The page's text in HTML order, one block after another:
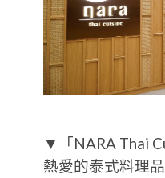
▼「NARA Thai
熱愛的泰式料理